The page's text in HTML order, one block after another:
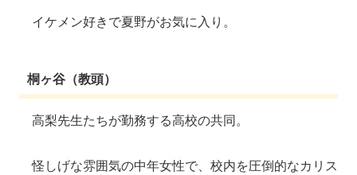
イケメン好きで夏野がお気に入り。
桐ヶ谷（教頭）
高梨先生たちが勤務する高校の共同。
怪しげな雰囲気の中年女性で、校内を圧倒的なカリス